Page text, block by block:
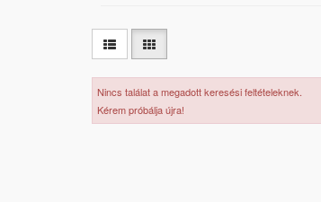
Nincs találat a megadott keresési feltételeknek.
Kérem próbálja újra!